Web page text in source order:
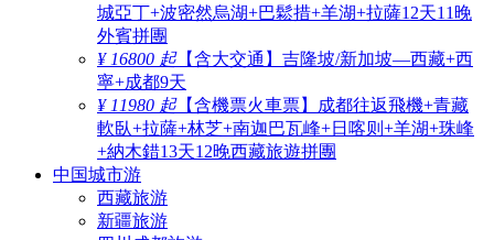
城亞丁+波密然烏湖+巴鬆措+羊湖+拉薩12天11晚
外賓拼團
¥ 16800 起【含大交通】吉隆坡/新加坡—西藏+西
寧+成都9天
¥ 11980 起【含機票火車票】成都往返飛機+青藏
軟臥+拉薩+林芝+南迦巴瓦峰+日喀则+羊湖+珠峰
+納木錯13天12晚西藏旅遊拼團
中国城市游
西藏旅游
新疆旅游